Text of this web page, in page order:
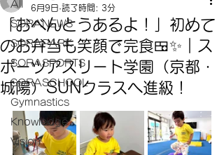
All
SORANEWS
SORAPARK
SORASPORTS
SORASCHOOL
Gymnastics
Knowledge
Vision
「おべんとうあるよ！」初めて
のお弁当も笑顔で完食🍱✨｜ス
ポーツアスリート学園（京都・
城陽）SUNクラスへ進級！
6月9日 読了時間: 3分